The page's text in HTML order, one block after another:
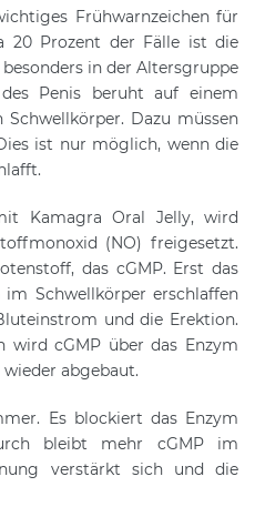
Frühwarnzeichen für
20 Prozent der Fälle ist die
in der Altersgruppe
Penis beruht auf einem
Dazu müssen
ist nur möglich, wenn die
Kamagra Oral Jelly, wird
(NO) freigesetzt.
das cGMP. Erst das
im Schwellkörper erschlaffen
und die Erektion.
wird cGMP über das Enzym
wieder abgebaut.
Es blockiert das Enzym
bleibt mehr cGMP im
verstärkt sich und die